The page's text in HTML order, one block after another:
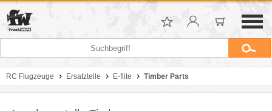
RC Flugzeuge Ersatzteile E-flite Timber Parts